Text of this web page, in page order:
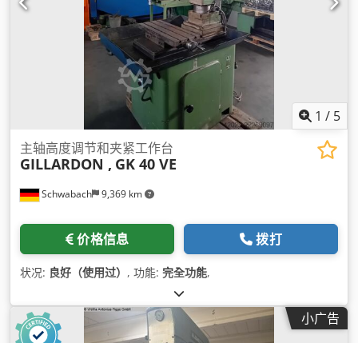
1 / 5
Schwabach 9,369 km
主轴高度调节和夹紧工作台
GILLARDON , GK 40 VE
价格信息 拨打
状况: 良好（使用过） , 功能: 完全功能,
小广告